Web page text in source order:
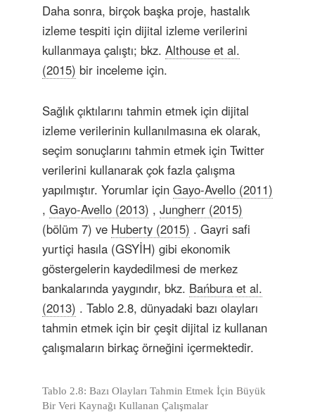
Daha sonra, birçok başka proje, hastalık
izleme tespiti için dijital izleme verilerini
kullanmaya çalıştı; bkz. Althouse et al.
(2015) bir inceleme için.
Sağlık çıktılarını tahmin etmek için dijital
izleme verilerinin kullanılmasına ek olarak,
seçim sonuçlarını tahmin etmek için Twitter
verilerini kullanarak çok fazla çalışma
yapılmıştır. Yorumlar için Gayo-Avello (2011)
, Gayo-Avello (2013) , Jungherr (2015)
(bölüm 7) ve Huberty (2015) . Gayri safi
yurtiçi hasıla (GSYİH) gibi ekonomik
göstergelerin kaydedilmesi de merkez
bankalarında yaygındır, bkz. Bańbura et al.
(2013) . Tablo 2.8, dünyadaki bazı olayları
tahmin etmek için bir çeşit dijital iz kullanan
çalışmaların birkaç örneğini içermektedir.
Tablo 2.8: Bazı Olayları Tahmin Etmek İçin Büyük
Bir Veri Kaynağı Kullanan Çalışmalar